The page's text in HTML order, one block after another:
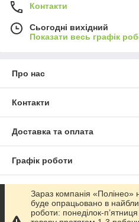
Контакти
Сьогодні вихідний
Показати весь графік
Про нас
Контакти
Доставка та оплата
Графік роботи
Повна версія сайту
Сайт створено на
Зараз компанія
буде опрацьовано в
роботи: понеділок-